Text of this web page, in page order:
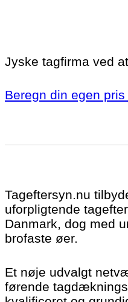
Jyske tagfirma ved
Beregn din egen
Tageftersyn.nu
uforpligtende
Danmark, dog med
brofaste øer.
Et nøje udvalgt
førende